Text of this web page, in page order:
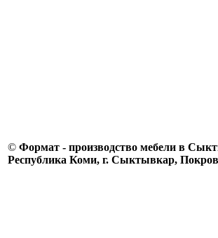
© Формат - производство мебели в
Республика Коми, г. Сыктывкар,